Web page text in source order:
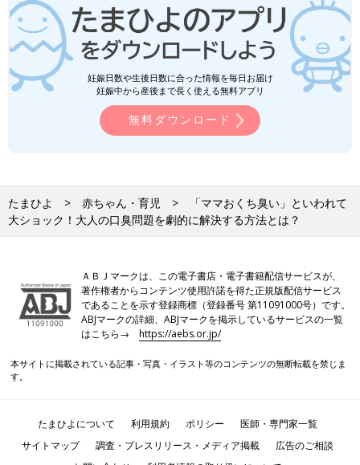
◎。
口に残った食べかすは直接的な口臭の原因となる場合がありま
す。食べかすが残らないよう、食後はしっかり歯みがきやうがい
を心がけてください。
口臭を抑制する効果がある食べ物
ある研究では、蒸留水とレモン水で洗口したあとの唾液分泌量を
比較した結果、蒸留水は平均0.1mlであるのに対し、濃度5％のレ
また、濃度5％での洗口が爽快感が高い傾向にあり、濃度が高い
と口内痛を感じる被験者もいたという結果が出たため、レモン水
を洗口液として使用する場合は濃度5％が妥当であると結論づけ
られました。（※3）
5％のレモン水ができます。生のレモンでなくても市販のレモン
果汁でも効果があるため、鞄にひとつレモン果汁を忍ばせておく
と安心ですね。
妊娠日数や生後日数に合った情報を毎日お届け
妊娠中から産後まで長く使える無料アプリ
無料ダウンロード
たまひよ 赤ちゃん・育児
「ママおくち臭い」といわれて
大ショック！大人の口臭問題を劇的に解決する方法とは？
ＡＢＪマークは、この電子書店・電子書籍配信サービスが、
著作権者からコンテンツ使用許諾を得た正規版配信サービス
であることを示す登録商標（登録番号 第11091000号）です。
ABJマークの詳細、ABJマークを掲示しているサービスの一覧
はこちら→https://aebs.or.jp/
本サイトに掲載されている記事・写真・イラスト等のコンテンツの無断転載を禁じま
す。
たまひよについて 利用規約 ポリシー
医師・専門家一覧
サイトマップ
調査・プレスリリース・メディア掲載
広告のご相談